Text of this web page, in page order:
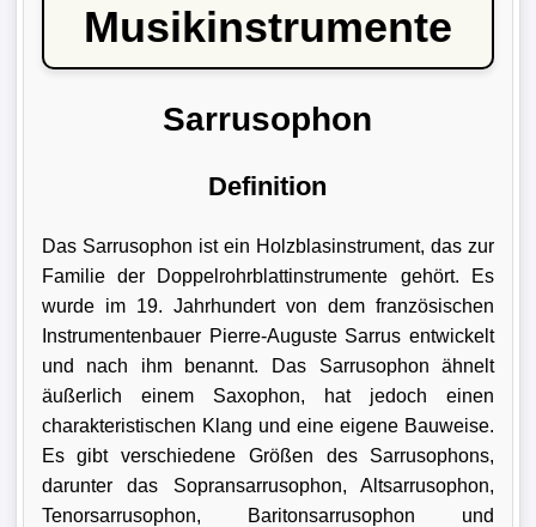
Musikinstrumente
Sarrusophon
Definition
Das Sarrusophon ist ein Holzblasinstrument, das zur
Familie der Doppelrohrblattinstrumente gehört. Es
wurde im 19. Jahrhundert von dem französischen
Instrumentenbauer Pierre-Auguste Sarrus entwickelt
und nach ihm benannt. Das Sarrusophon ähnelt
äußerlich einem Saxophon, hat jedoch einen
charakteristischen Klang und eine eigene Bauweise.
Es gibt verschiedene Größen des Sarrusophons,
darunter das Sopransarrusophon, Altsarrusophon,
Tenorsarrusophon, Baritonsarrusophon und